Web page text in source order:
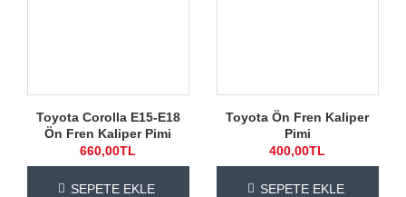
Toyota Corolla E15-E18
Ön Fren Kaliper Pimi
660,00TL
SEPETE EKLE
Toyota Ön Fren Kaliper
Pimi
400,00TL
SEPETE EKLE